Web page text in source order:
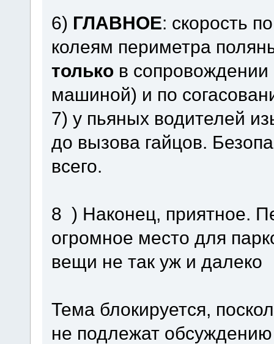
6) ГЛАВНОЕ: скорость
колеям периметра
тольков сопровождении
машиной) и по
7) у пьяных водителей
до вызова гайцов.
всего.
8 ) Наконец, приятное.
огромное место для
вещи не так уж и далеко
Тема блокируется,
не подлежат обсуждению